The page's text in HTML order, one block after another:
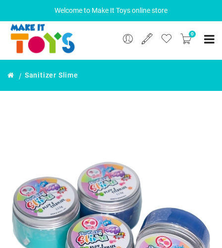
Welcome to Make It Toys online store
0
Sanitizer Slime